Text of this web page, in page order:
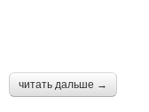
читать дальше →